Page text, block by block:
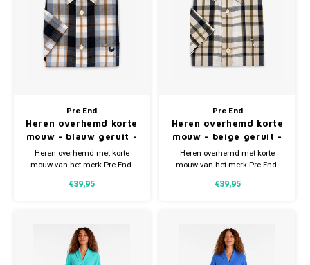
Pre End
Heren overhemd korte
mouw - blauw geruit -
strijkvrij
Heren overhemd met korte
mouw van het merk Pre End.
35% polyester. Verkrijgbaar in
€39,95
Pre End
Heren overhemd korte
mouw - beige geruit -
strijkvrij
Heren overhemd met korte
mouw van het merk Pre End.
35% polyester. Verkrijgbaar in
€39,95